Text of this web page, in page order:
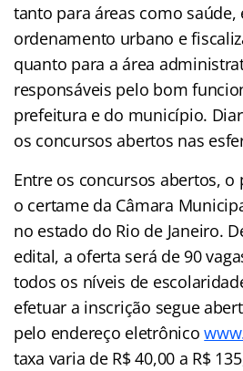
tanto para áreas como saúde,
ordenamento urbano e
quanto para a área
responsáveis pelo bom
prefeitura e do município.
os concursos abertos nas
Entre os concursos abertos,
o certame da Câmara
no estado do Rio de Janeiro.
edital, a oferta será de 90
todos os níveis de
efetuar a inscrição segue
pelo endereço eletrônico
taxa varia de R$ 40,00 a R$